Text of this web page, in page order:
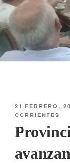
21 FEBRERO,
CORRIENTES